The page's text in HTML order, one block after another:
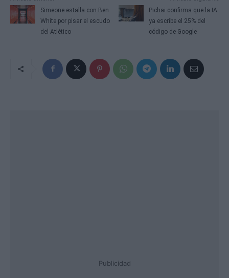
Simeone estalla con Ben
White por pisar el escudo
del Atlético
Pichai confirma que la IA
ya escribe el 25% del
código de Google
Publicidad